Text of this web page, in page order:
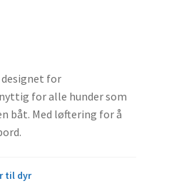
designet for
for alle hunder som
båt. Med løftering for å
til dyr